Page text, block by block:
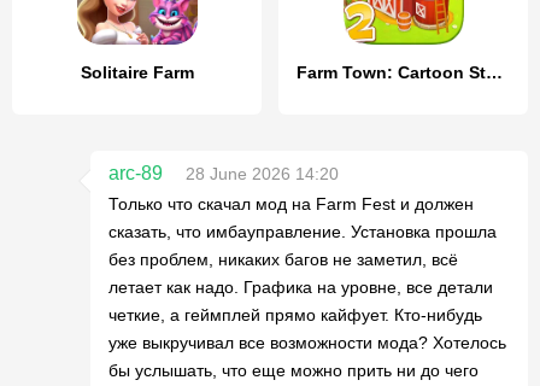
Solitaire Farm Farm Town: Cartoon Story
arc-89
28 June 2026 14:20
Только что скачал мод на Farm Fest и должен
сказать, что имбауправление. Установка прошла
без проблем, никаких багов не заметил, всё
летает как надо. Графика на уровне, все детали
четкие, а геймплей прямо кайфует. Кто-нибудь
уже выкручивал все возможности мода? Хотелось
бы услышать, что еще можно прить ни до чего